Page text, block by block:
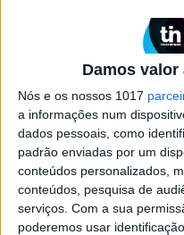
Damos
Nós e os nossos 1017
a informações num
dados pessoais, como
padrão enviadas por um
conteúdos personalizados,
conteúdos, pesquisa de
serviços. Com a sua
poderemos usar
Combater a
Mais do que Literacia
de trabalhar a
parte das situações
uma família, o que
mais